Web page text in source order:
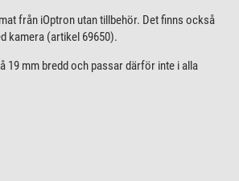
från iOptron utan tillbehör. Det finns också
kamera (artikel 69650).
19 mm bredd och passar därför inte i alla